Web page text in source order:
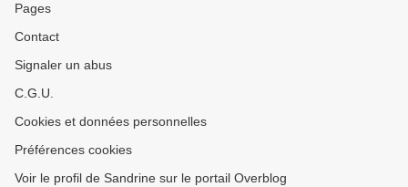
Pages
Contact
Signaler un abus
C.G.U.
Cookies et données personnelles
Préférences cookies
Voir le profil de Sandrine sur le portail Overblog